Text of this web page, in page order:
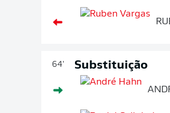
64' Substituição